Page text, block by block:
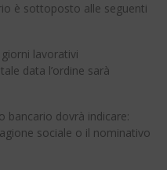
è sottoposto alle seguenti
lavorativi
data l’ordine sarà
bancario dovrà indicare:
sociale o il nominativo